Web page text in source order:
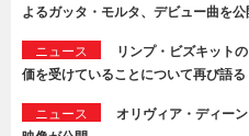
よるガッタ・モルタ、デビュー曲を公
ニュース
リンプ・ビズキット
価を受けていることについて再び語る
ニュース
オリヴィア・ディー